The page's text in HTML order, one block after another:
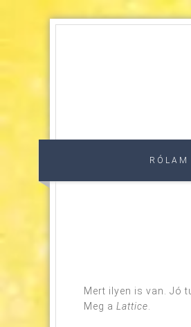
RÓLAM
Mert ilyen is van. Jó
Meg a Lattice